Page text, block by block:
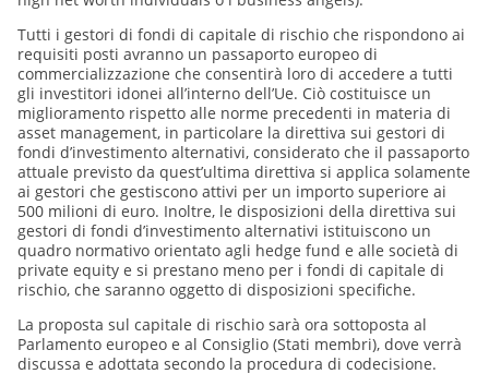
Tutti i gestori di fondi di capitale di rischio che rispondono ai
requisiti posti avranno un passaporto europeo di
commercializzazione che consentirà loro di accedere a tutti
gli investitori idonei all’interno dell’Ue. Ciò costituisce un
miglioramento rispetto alle norme precedenti in materia di
asset management, in particolare la direttiva sui gestori di
fondi d’investimento alternativi, considerato che il passaporto
attuale previsto da quest’ultima direttiva si applica solamente
ai gestori che gestiscono attivi per un importo superiore ai
500 milioni di euro. Inoltre, le disposizioni della direttiva sui
gestori di fondi d’investimento alternativi istituiscono un
quadro normativo orientato agli hedge fund e alle società di
private equity e si prestano meno per i fondi di capitale di
rischio, che saranno oggetto di disposizioni specifiche.
La proposta sul capitale di rischio sarà ora sottoposta al
Parlamento europeo e al Consiglio (Stati membri), dove verrà
discussa e adottata secondo la procedura di codecisione.